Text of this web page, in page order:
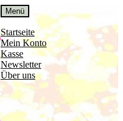
Menü
Startseite
Mein Konto
Kasse
Newsletter
Über uns